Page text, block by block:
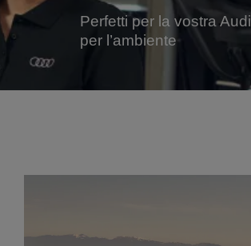
Service
Accessori Originali Audi
Perfetti per la vostra
per l’ambiente